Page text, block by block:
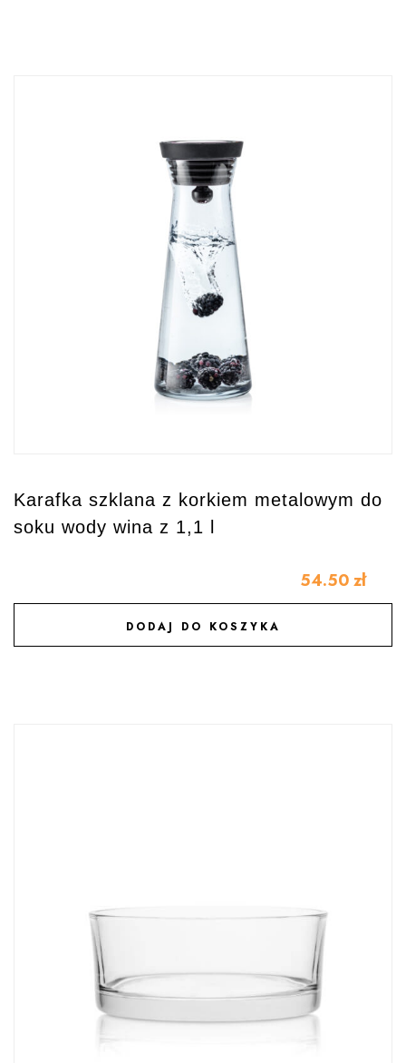
Karafka szklana z korkiem metalowym do
soku wody wina z 1,1 l
54.50 zł
DODAJ DO KOSZYKA
DODAJ DO ULUBIONYCH